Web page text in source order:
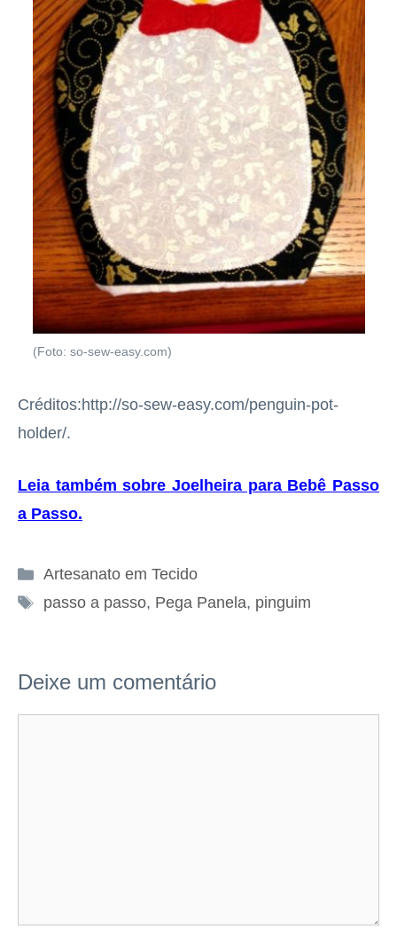
(Foto: so-sew-easy.com)
Créditos:http://so-sew-easy.com/penguin-pot-
holder/.
Leia também sobre Joelheira para Bebê Passo
a Passo.
Categorias
Artesanato em Tecido
Tags
passo a passo, Pega Panela, pinguim
Deixe um comentário